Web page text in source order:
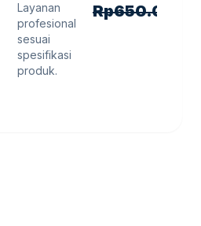
Layanan
profesional
sesuai
spesifikasi
produk.
Rp650.000